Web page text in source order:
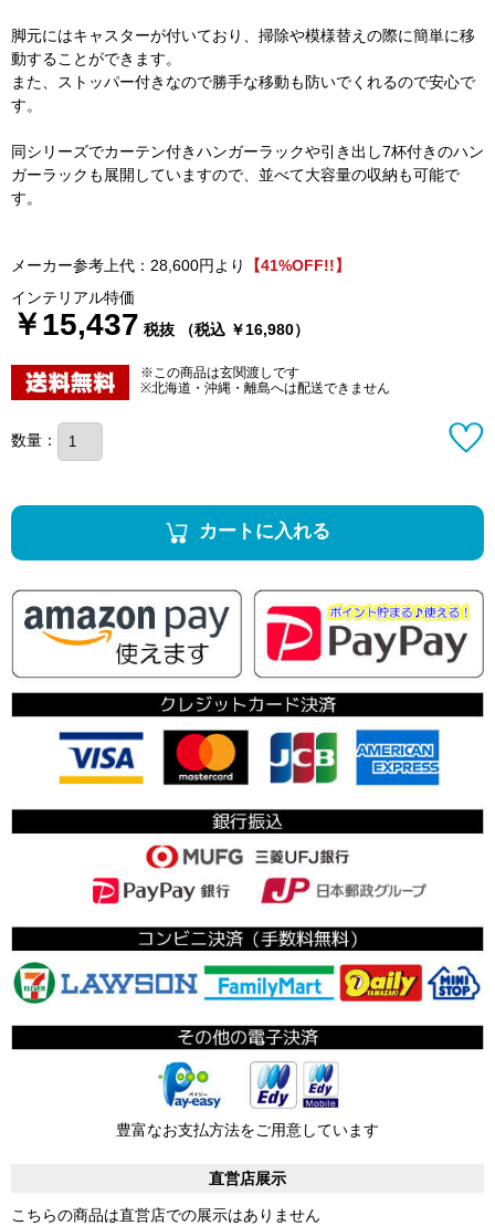
脚元にはキャスターが付いており、掃除や模様替えの際に簡単に移
動することができます。
また、ストッパー付きなので勝手な移動も防いでくれるので安心で
す。
同シリーズでカーテン付きハンガーラックや引き出し7杯付きのハン
ガーラックも展開していますので、並べて大容量の収納も可能で
す。
メーカー参考上代：28,600円より
【41%OFF!!】
インテリアル特価
￥15,437 税抜 （税込 ￥16,980）
※この商品は玄関渡しです
※北海道・沖縄・離島へは配送できません
数量：
カートに入れる
豊富なお支払方法をご用意しています
直営店展示
こちらの商品は直営店での展示はありません